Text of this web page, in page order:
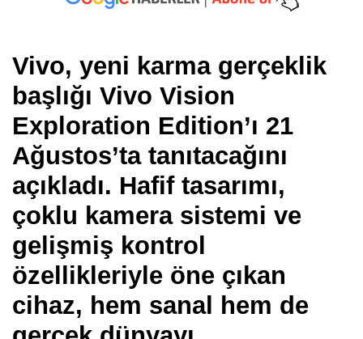
Vivo, yeni karma gerçeklik
başlığı Vivo Vision
Exploration Edition’ı 21
Ağustos’ta tanıtacağını
açıkladı. Hafif tasarımı,
çoklu kamera sistemi ve
gelişmiş kontrol
özellikleriyle öne çıkan
cihaz, hem sanal hem de